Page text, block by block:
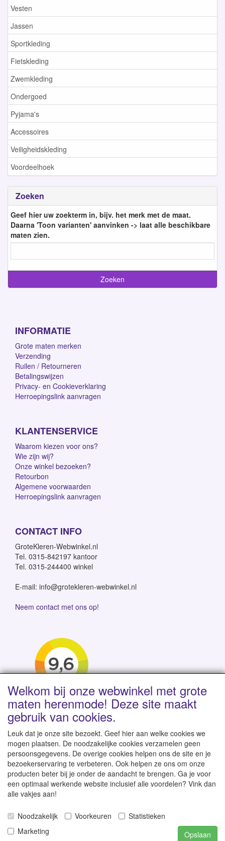
Vesten
Jassen
Sportkleding
Fietskleding
Zwemkleding
Ondergoed
Pyjama's
Accessoires
Veiligheidskleding
Voordeelhoek
Zoeken
Geef hier uw zoekterm in, bijv. het merk met de maat.
Daarna 'Toon varianten' aanvinken -> laat alle beschikbare
maten zien.
INFORMATIE
Grote maten merken
Verzending
Ruilen / Retourneren
Betalingswijzen
Privacy- en Cookieverklaring
Herroepingslink aanvragen
KLANTENSERVICE
Waarom kiezen voor ons?
Wie zijn wij?
Onze winkel bezoeken?
Retourbon
Algemene voorwaarden
Herroepingslink aanvragen
CONTACT INFO
GroteKleren-Webwinkel.nl
Tel. 0315-842197 kantoor
Tel. 0315-244400 winkel
E-mail: info@grotekleren-webwinkel.nl
Neem contact met ons op!
Levertijd 1-2 werkdagen | Vanaf € 95 gratis verzending
binnen NL | Direct leverbaar uit eigen voorraad
© 2007-2026
Alle rechten
voorbehouden - Prijzen zijn inclusief 21% BTW
Welkom bij onze webwinkel met grote
maten herenmode! Deze site maakt
gebruik van cookies.
Leuk dat je onze site bezoekt. Geef hier aan welke cookies we
mogen plaatsen. De noodzakelijke cookies verzamelen geen
persoonsgegevens. De overige cookies helpen ons de site en je
bezoekerservaring te verbeteren. Ook helpen ze ons om onze
producten beter bij je onder de aandacht te brengen. Ga je voor
een optimaal werkende website inclusief alle voordelen? Vink dan
alle vakjes aan!
Noodzakelijk Voorkeuren
Statistieken
Marketing
Opslaan